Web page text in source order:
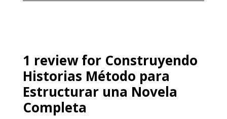
1 review for Construyendo
Historias Método para
Estructurar una Novela
Completa